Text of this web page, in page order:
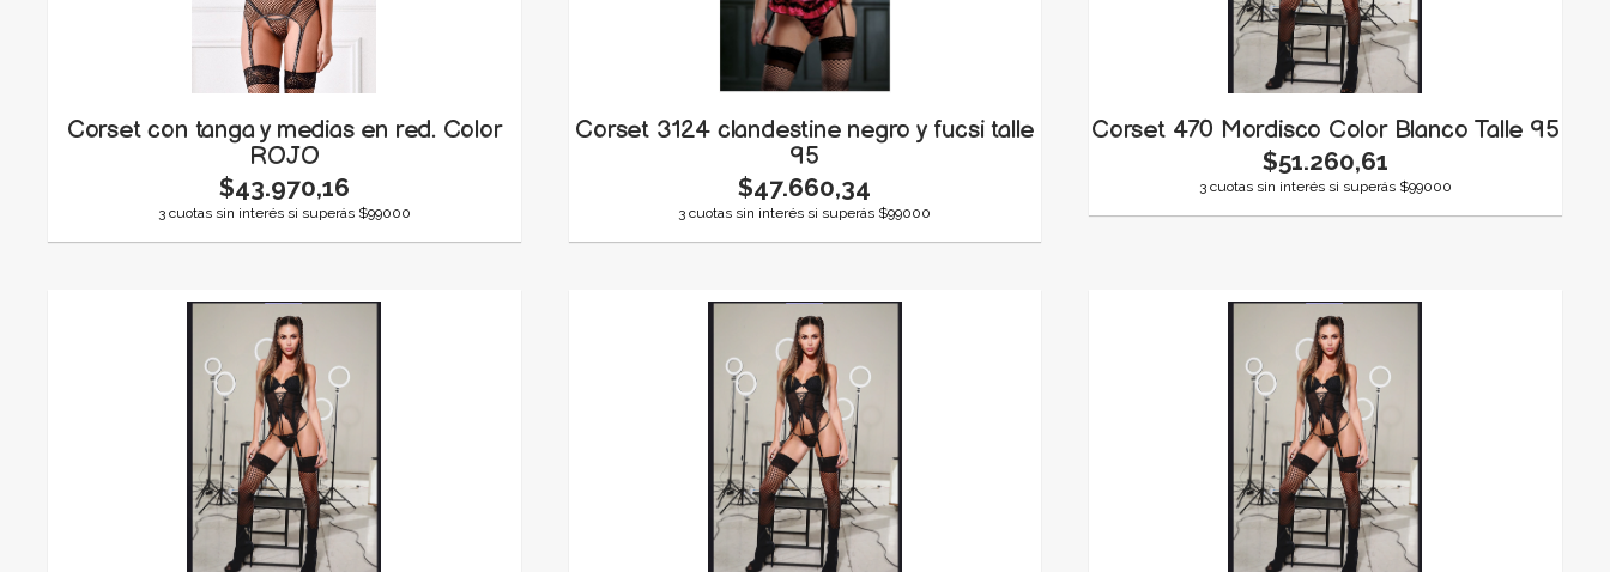
Corset con tanga y medias en red. Color
ROJO
$43.970,16
3 cuotas sin interés si superás $99000
Corset 3124 clandestine negro y fucsi talle
95
$47.660,34
3 cuotas sin interés si superás $99000
Corset 470 Mordisco Color Blanco Talle 95
$51.260,61
3 cuotas sin interés si superás $99000